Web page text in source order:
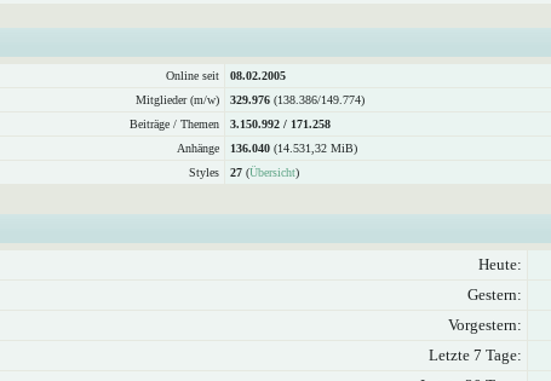
Online seit
08.02.2005
Mitglieder (m/w)
329.976 (138.386/149.774)
Beiträge / Themen
3.150.992 / 171.258
Anhänge
136.040 (14.531,32 MiB)
Styles
27 (Übersicht)
Heute:
Gestern:
Vorgestern:
Letzte 7 Tage: